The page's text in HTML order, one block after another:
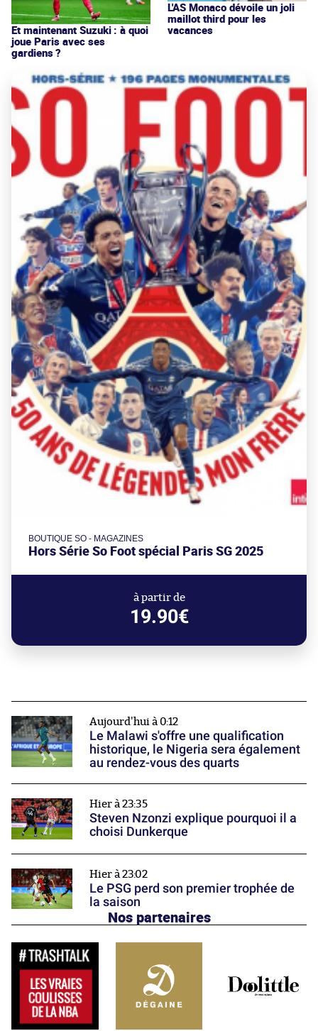
Et maintenant Suzuki : à quoi
joue Paris avec ses
gardiens ?
L'AS Monaco dévoile un joli
maillot third pour les
vacances
BOUTIQUE SO - MAGAZINES
Hors Série So Foot spécial Paris SG 2025
à partir de
19.90€
Aujourd'hui à 0:12
Le Malawi s'offre une qualification
historique, le Nigeria sera également
au rendez-vous des quarts
Hier à 23:35
Steven Nzonzi explique pourquoi il a
choisi Dunkerque
Hier à 23:02
Le PSG perd son premier trophée de
la saison
Nos partenaires